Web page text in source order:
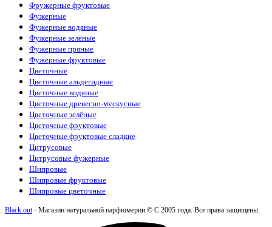
Фружерные фруктовые
Фужерные
Фужерные водяные
Фужерные зелёные
Фужерные пряные
Фужерные фруктовые
Цветочные
Цветочные альдегидные
Цветочные водяные
Цветочные древесно-мускусные
Цветочные зелёные
Цветочные фруктовые
Цветочные фруктовые сладкие
Цитрусовые
Цитрусовые фужерные
Шипровые
Шипровые фруктовые
Шипровые цветочные
Black out- Магазин натуральной парфюмерии © С 2005 года. Все права защищены.